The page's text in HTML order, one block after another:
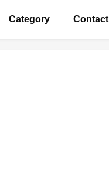
Category Contact